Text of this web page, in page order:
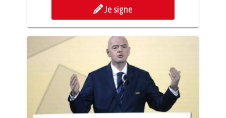
Je signe